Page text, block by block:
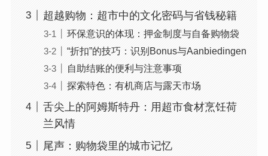
超越购物：超市中的文化密码与省钱秘籍
环保意识的体现：押金制度与自备购物袋
“折扣”的技巧：识别Bonus与Aanbiedingen
自助结账的便利与注意事项
探索特色：有机商店与露天市场
舌尖上的阿姆斯特丹：用超市食材烹饪荷
兰风情
尾声：购物袋里的城市记忆